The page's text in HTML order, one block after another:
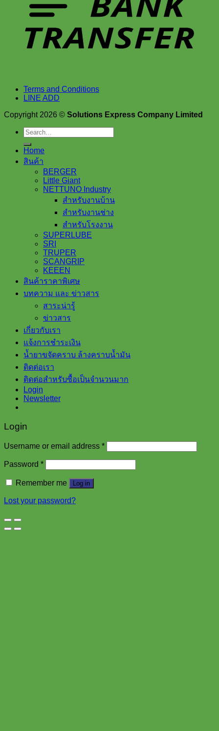
Terms and Conditions
LINE ADD
Copyright 2026 © Solutions Express Company Limited
Search
for:
Home
สินค้า
BERGER
Little Giant
NETTUNO Industry
สำหรับงานบ้าน
สำหรับงานช่าง
สำหรับโรงงาน
SUPERLUBE
SRI
TRUPER
SCANGRIP
KEEEN
สินค้าราคาพิเศษ
บทความ และ ข่าวสาร
สาระน่ารู้
ข่าวสาร
เกี่ยวกับเรา
แจ้งการชำระเงิน
น้ำยาขจัดคราบ ล้างคราบน้ำมัน
ติดต่อเรา
ติดต่อสำหรับซื้อเป็นจำนวนมาก
Login
Newsletter
Login
Username or email address *
Password *
Remember me Log in
Lost your password?